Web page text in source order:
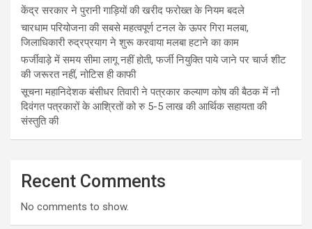
केंद्र सरकार ने पुरानी गाड़ियों की खरीद फरोख्त के नियम बदले
चारधाम परियोजना की सबसे महत्वपूर्ण टनल के ऊपर गिरा मलबा,
जिलाधिकारी रुद्रप्रयाग ने शुरू करवाया मलबा हटाने का काम
फर्जीवाड़े में समय सीमा लागू नहीं होती, फर्जी नियुक्ति पाये जाने पर चार्ज शीट
की जरूरत नहीं, नोटिस ही काफी
सूचना महानिदेशक बंसीधर तिवारी ने पत्रकार कल्याण कोष की बैठक में नौ
दिवंगत पत्रकारों के आश्रितों को रु 5-5 लाख की आर्थिक सहायता की
संस्तुति की
Recent Comments
No comments to show.